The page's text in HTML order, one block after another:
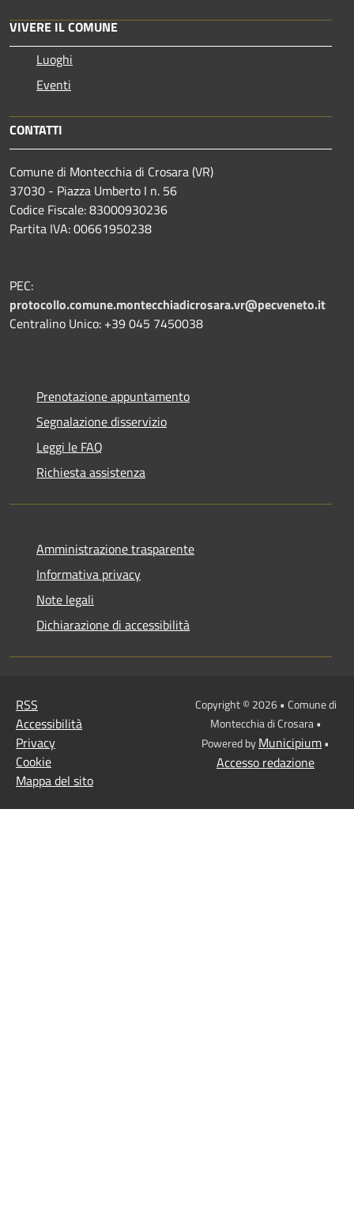
VIVERE IL COMUNE
Luoghi
Eventi
CONTATTI
Comune di Montecchia di Crosara (VR)
37030 - Piazza Umberto I n. 56
Codice Fiscale: 83000930236
Partita IVA: 00661950238
PEC:
protocollo.comune.montecchiadicrosara.vr@pecveneto.it
Centralino Unico: +39 045 7450038
Prenotazione appuntamento
Segnalazione disservizio
Leggi le FAQ
Richiesta assistenza
Amministrazione trasparente
Informativa privacy
Note legali
Dichiarazione di accessibilità
RSS
Accessibilità
Privacy
Cookie
Mappa del sito
Copyright © 2026 • Comune di
Montecchia di Crosara •
Powered byMunicipium•
Accesso redazione